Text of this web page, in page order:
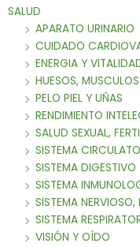
SALUD
APARATO URINARIO
CUIDADO
ENERGIA Y
HUESOS,
PELO PIEL Y UÑAS
RENDIMIENTO
SALUD SEXUAL,
SISTEMA
SISTEMA DIGESTIVO
SISTEMA
SISTEMA
SISTEMA
VISIÓN Y OÍDO